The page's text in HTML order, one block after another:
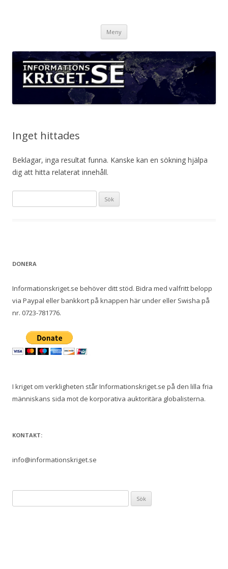
Meny
Inget hittades
Beklagar, inga resultat funna. Kanske kan en sökning hjälpa
dig att hitta relaterat innehåll.
efter:
DONERA
Informationskriget.se behöver ditt stöd. Bidra med valfritt belopp
via Paypal eller bankkort på knappen här under eller Swisha på
nr. 0723-781776.
I kriget om verkligheten står Informationskriget.se på den lilla fria
människans sida mot de korporativa auktoritära globalisterna.
KONTAKT:
info@informationskriget.se
efter: